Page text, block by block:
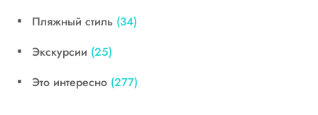
Пляжный стиль (34)
Экскурсии (25)
Это интересно (277)